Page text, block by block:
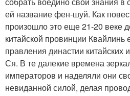
ей название фен-шуй. Как
произошло это еще 21-20 веке
китайской провинции
правления династии китайских
Ся. В те далекие времена
императоров и наделяли они
невиданной силой, делая